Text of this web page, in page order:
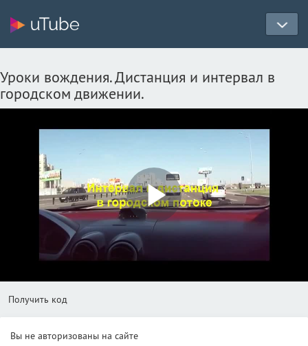
Уроки вождения. Дистанция и интервал в
городском движении.
Play
Video
Получить код
Вы не авторизованы на сайте